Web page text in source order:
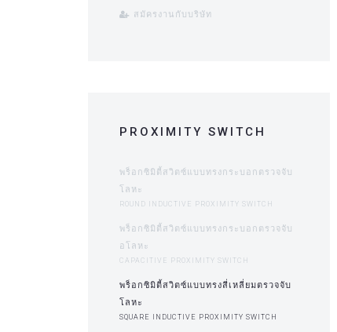
สมัครงานกับบริษัท
PROXIMITY SWITCH
พร็อกซิมิตี้สวิตซ์แบบทรงกระบอกตรวจจับ
โลหะ
ROUND INDUCTIVE PROXIMITY SWITCH
พร็อกซิมิตี้สวิตซ์แบบทรงกระบอกตรวจจับ
อโลหะ
CAPACITIVE PROXIMITY SWITCH
พร็อกซิมิตี้สวิตซ์แบบทรงสี่เหลี่ยมตรวจจับ
โลหะ
SQUARE INDUCTIVE PROXIMITY SWITCH